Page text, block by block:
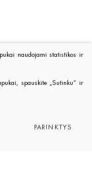
naudojami statistikos ir
spauskite „Sutinku“ ir
PARINKTYS